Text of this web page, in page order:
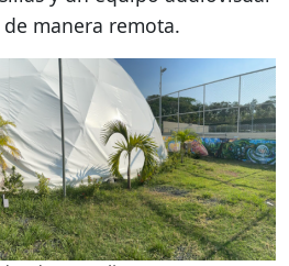
manera remota.